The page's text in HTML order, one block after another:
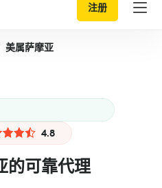
注册
美属萨摩亚
4.8
的可靠代理